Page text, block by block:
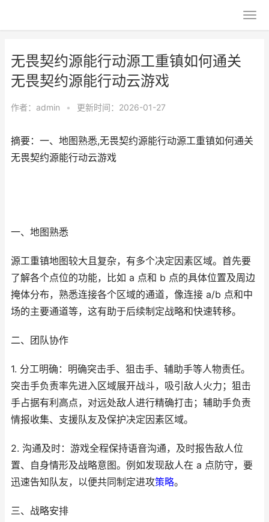
无畏契约源能行动源工重镇如何通关
无畏契约源能行动云游戏
作者： admin • 更新时间：2026-01-27
摘要：一、地图熟悉,无畏契约源能行动源工重镇如何通关
无畏契约源能行动云游戏
一、地图熟悉
源工重镇地图较大且复杂，有多个决定因素区域。首先要
了解各个点位的功能，比如 a 点和 b 点的具体位置及周边
掩体分布，熟悉连接各个区域的通道，像连接 a/b 点和中
场的主要通道等，这有助于后续制定战略和快速转移。
二、团队协作
1. 分工明确：明确突击手、狙击手、辅助手等人物责任。
突击手负责率先进入区域展开战斗，吸引敌人火力；狙击
手占据有利高点，对远处敌人进行精确打击；辅助手负责
情报收集、支援队友及保护决定因素区域。
2. 沟通及时：游戏全程保持语音沟通，及时报告敌人位
置、自身情形及战略意图。例如发现敌人在 a 点防守，要
迅速告知队友，以便共同制定进攻策略。
三、战略安排